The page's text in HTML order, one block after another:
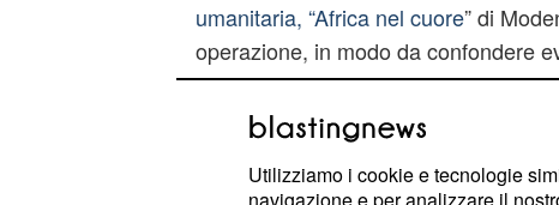
umanitaria, “Africa nel cuore” di
operazione, in modo da confondere
superficiali.
La truffa
Utilizziamo i cookie e tecnologie